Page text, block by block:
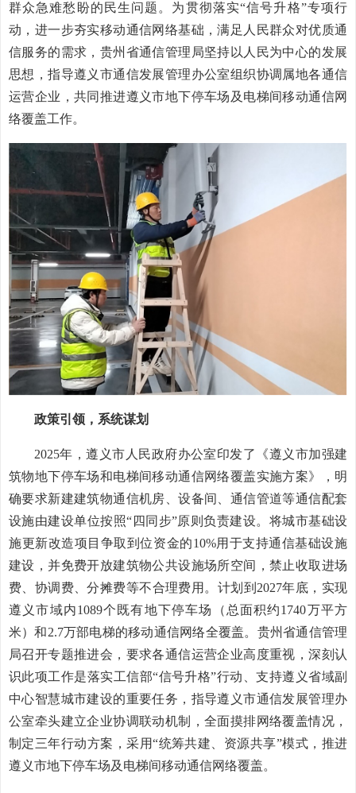
群众急难愁盼的民生问题。为贯彻落实“信号升格”专项行
动，进一步夯实移动通信网络基础，满足人民群众对优质通
信服务的需求，贵州省通信管理局坚持以人民为中心的发展
思想，指导遵义市通信发展管理办公室组织协调属地各通信
运营企业，共同推进遵义市地下停车场及电梯间移动通信网
络覆盖工作。
政策引领，系统谋划
2025年，遵义市人民政府办公室印发了《遵义市加强建
筑物地下停车场和电梯间移动通信网络覆盖实施方案》，明
确要求新建建筑物通信机房、设备间、通信管道等通信配套
设施由建设单位按照“四同步”原则负责建设。将城市基础设
施更新改造项目争取到位资金的10%用于支持通信基础设施
建设，并免费开放建筑物公共设施场所空间，禁止收取进场
费、协调费、分摊费等不合理费用。计划到2027年底，实现
遵义市域内1089个既有地下停车场（总面积约1740万平方
米）和2.7万部电梯的移动通信网络全覆盖。贵州省通信管理
局召开专题推进会，要求各通信运营企业高度重视，深刻认
识此项工作是落实工信部“信号升格”行动、支持遵义省域副
中心智慧城市建设的重要任务，指导遵义市通信发展管理办
公室牵头建立企业协调联动机制，全面摸排网络覆盖情况，
制定三年行动方案，采用“统筹共建、资源共享”模式，推进
遵义市地下停车场及电梯间移动通信网络覆盖。